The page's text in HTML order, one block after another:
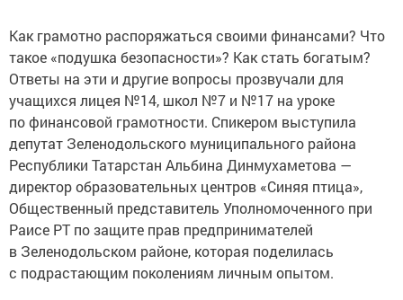
Как грамотно распоряжаться своими финансами? Что
такое «подушка безопасности»? Как стать богатым?
Ответы на эти и другие вопросы прозвучали для
учащихся лицея №14, школ №7 и №17 на уроке
по финансовой грамотности. Спикером выступила
депутат Зеленодольского муниципального района
Республики Татарстан Альбина Динмухаметова —
директор образовательных центров «Синяя птица»,
Общественный представитель Уполномоченного при
Раисе РТ по защите прав предпринимателей
в Зеленодольском районе, которая поделилась
с подрастающим поколениям личным опытом.